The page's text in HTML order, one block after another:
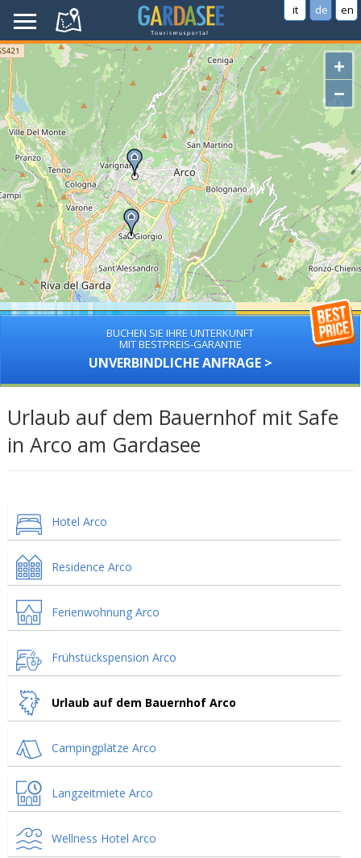
it de en
+
−
BUCHEN SIE IHRE UNTERKUNFT
MIT BESTPREIS-GARANTIE
UNVERBINDLICHE ANFRAGE >
Urlaub auf dem Bauernhof mit Safe
in Arco am Gardasee
Hotel Arco
Residence Arco
Ferienwohnung Arco
Frühstückspension Arco
Urlaub auf dem Bauernhof Arco
Campingplätze Arco
Langzeitmiete Arco
Wellness Hotel Arco